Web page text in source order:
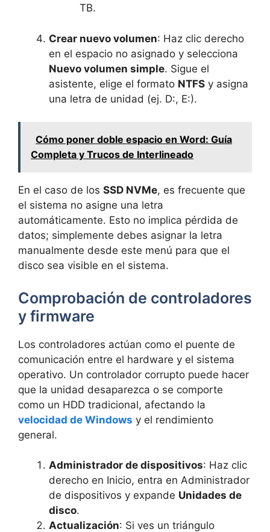
TB.
Crear nuevo volumen: Haz clic derecho
en el espacio no asignado y selecciona
Nuevo volumen simple. Sigue el
asistente, elige el formato NTFS y asigna
una letra de unidad (ej. D:, E:).
Cómo poner doble espacio en Word: Guía
Completa y Trucos de Interlineado
En el caso de los SSD NVMe, es frecuente que
el sistema no asigne una letra
automáticamente. Esto no implica pérdida de
datos; simplemente debes asignar la letra
manualmente desde este menú para que el
disco sea visible en el sistema.
Comprobación de controladores
y firmware
Los controladores actúan como el puente de
comunicación entre el hardware y el sistema
operativo. Un controlador corrupto puede hacer
que la unidad desaparezca o se comporte
como un HDD tradicional, afectando la
velocidad de Windows y el rendimiento
general.
Administrador de dispositivos: Haz clic
derecho en Inicio, entra en Administrador
de dispositivos y expande Unidades de
disco.
Actualización: Si ves un triángulo